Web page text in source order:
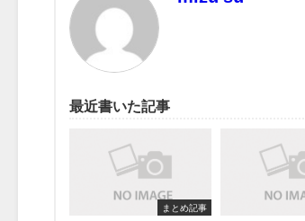
最近書いた記事
まとめ記事